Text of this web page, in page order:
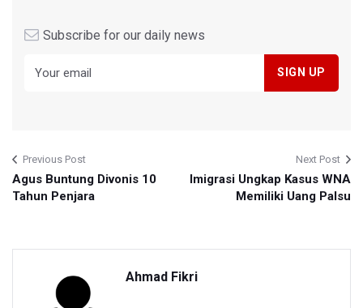
Subscribe for our daily news
Previous Post
Agus Buntung Divonis 10
Tahun Penjara
Next Post
Imigrasi Ungkap Kasus WNA
Memiliki Uang Palsu
Ahmad Fikri